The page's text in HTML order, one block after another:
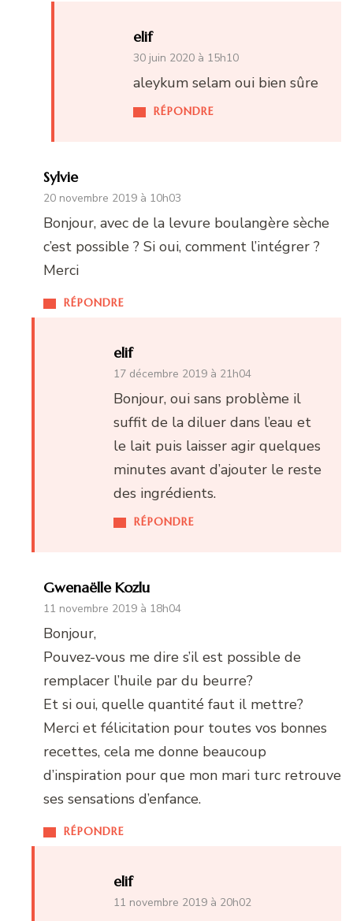
elif
30 juin 2020 à 15h10
RÉPONDRE
aleykum selam oui bien sûre
Sylvie
20 novembre 2019 à 10h03
RÉPONDRE
Bonjour, avec de la levure boulangère sèche
c’est possible ? Si oui, comment l’intégrer ?
Merci
elif
17 décembre 2019 à 21h04
RÉPONDRE
Bonjour, oui sans problème il
suffit de la diluer dans l’eau et
le lait puis laisser agir quelques
minutes avant d’ajouter le reste
des ingrédients.
Gwenaëlle Kozlu
11 novembre 2019 à 18h04
RÉPONDRE
Bonjour,
Pouvez-vous me dire s’il est possible de
remplacer l’huile par du beurre?
Et si oui, quelle quantité faut il mettre?
Merci et félicitation pour toutes vos bonnes
recettes, cela me donne beaucoup
d’inspiration pour que mon mari turc retrouve
ses sensations d’enfance.
elif
11 novembre 2019 à 20h02